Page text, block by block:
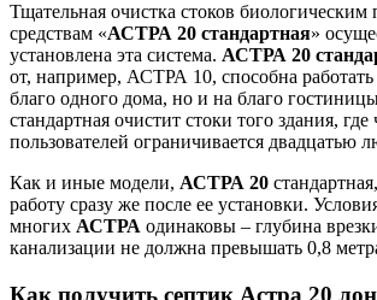
Тщательная очистка стоков биологическим
средствам «АСТРА 20 стандартная»
установлена эта система. АСТРА 20
от, например, АСТРА 10, способна работать
благо одного дома, но и на благо
стандартная очистит стоки того здания, где
пользователей ограничивается двадцатью
Как и иные модели, АСТРА 20
работу сразу же после ее установки.
многих АСТРА одинаковы – глубина
канализации не должна превышать 0,8
Как получить септик Астра 20